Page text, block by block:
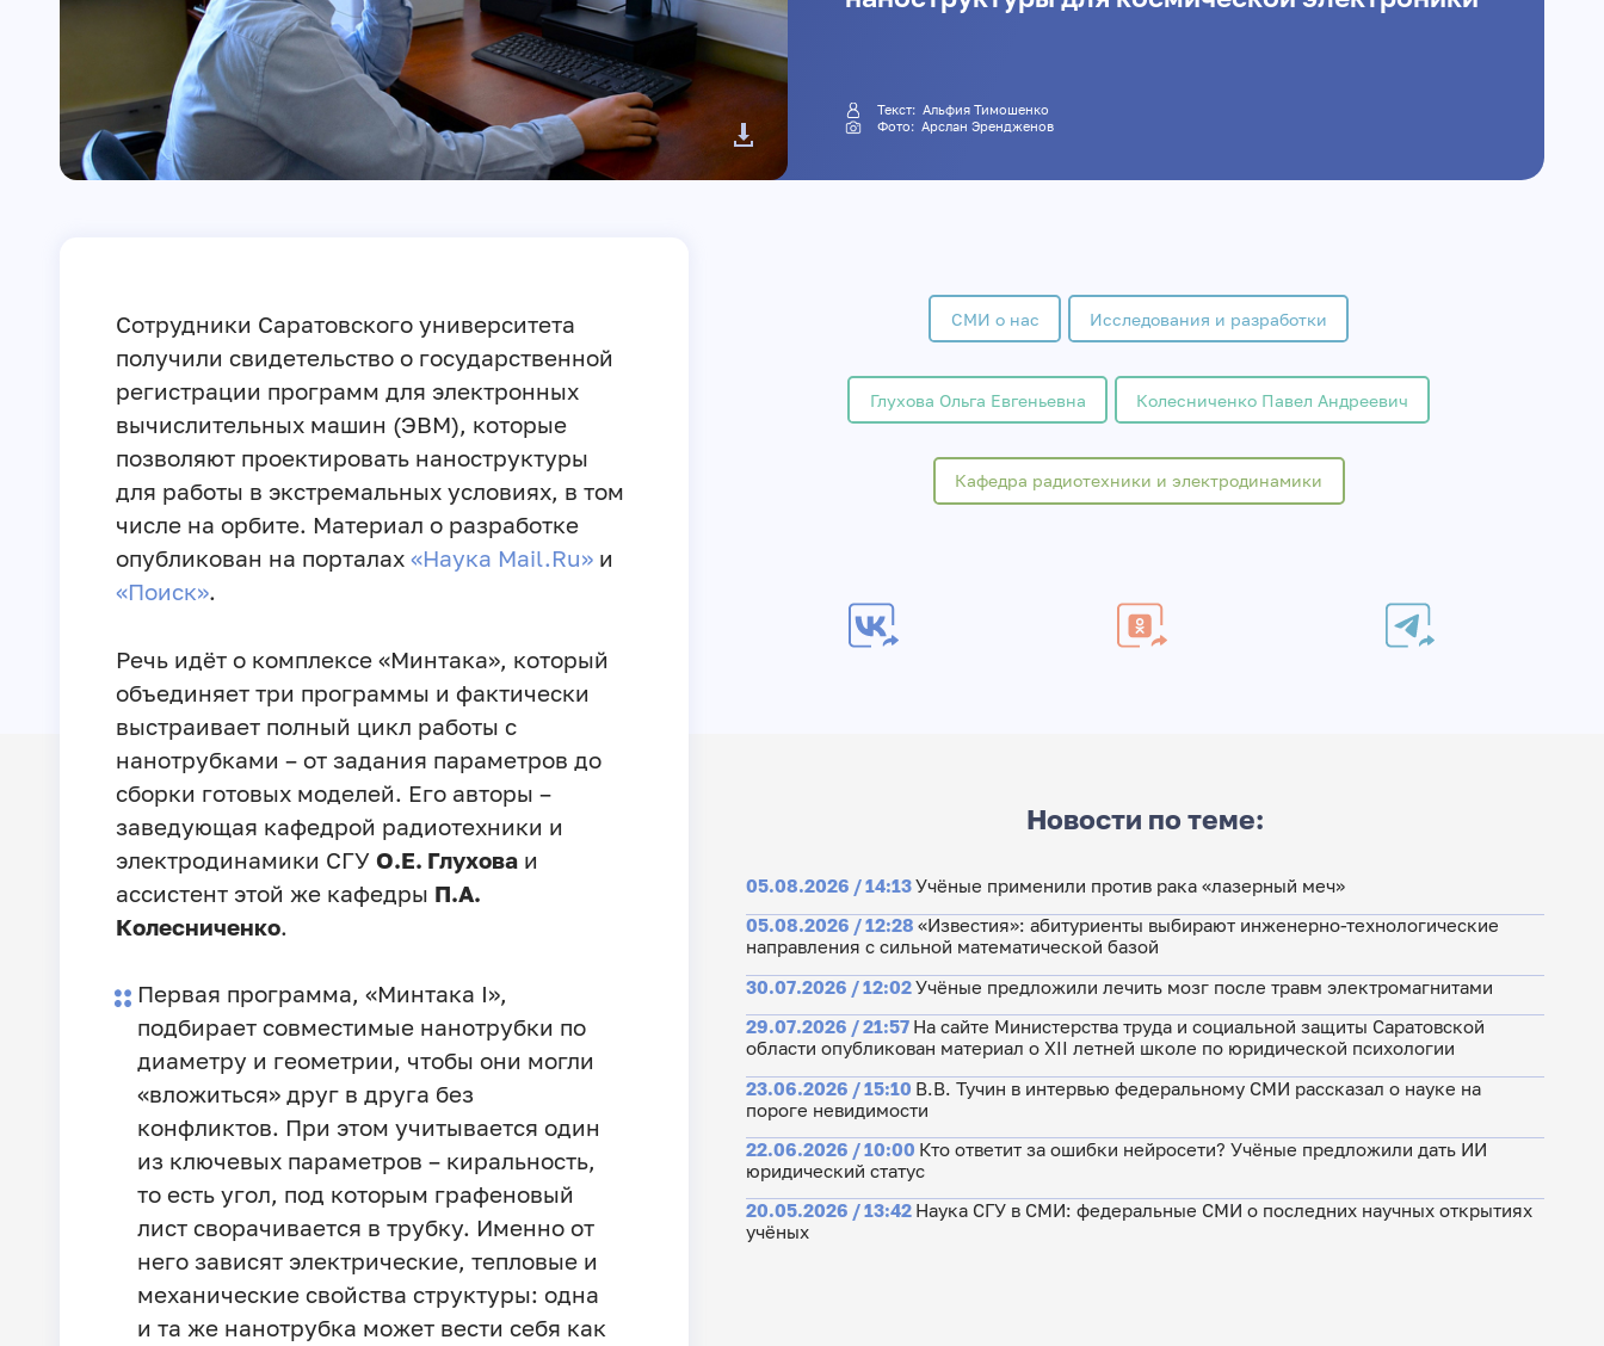
Текст:Альфия Тимошенко
Фото: Арслан Эрендженов
Сотрудники Саратовского университета
получили свидетельство о государственной
регистрации программ для электронных
вычислительных машин (ЭВМ), которые
позволяют проектировать наноструктуры
для работы в экстремальных условиях, в том
числе на орбите. Материал о разработке
опубликован на порталах «Наука Mail.Ru»и
«Поиск».
Речь идёт о комплексе «Минтака», который
объединяет три программы и фактически
выстраивает полный цикл работы с
нанотрубками – от задания параметров до
сборки готовых моделей. Его авторы –
заведующая кафедрой радиотехники и
электродинамики СГУ О.Е. Глуховаи
ассистент этой же кафедры П.А.
Колесниченко.
Первая программа, «Минтака I»,
подбирает совместимые нанотрубки по
диаметру и геометрии, чтобы они могли
«вложиться» друг в друга без
конфликтов. При этом учитывается один
из ключевых параметров – киральность,
то есть угол, под которым графеновый
лист сворачивается в трубку. Именно от
него зависят электрические, тепловые и
механические свойства структуры: одна
и та же нанотрубка может вести себя как
СМИ о нас Исследования и разработки
Глухова Ольга Евгеньевна Колесниченко Павел Андреевич
Кафедра радиотехники и электродинамики
Новости по теме:
05.08.2026 / 14:13Учёные применили против рака «лазерный меч»
05.08.2026 / 12:28 «Известия»: абитуриенты выбирают инженерно-технологические
направления с сильной математической базой
30.07.2026 / 12:02Учёные предложили лечить мозг после травм электромагнитами
29.07.2026 / 21:57 На сайте Министерства труда и социальной защиты Саратовской
области опубликован материал о XII летней школе по юридической психологии
23.06.2026 / 15:10 В.В. Тучин в интервью федеральному СМИ рассказал о науке на
пороге невидимости
22.06.2026 / 10:00 Кто ответит за ошибки нейросети? Учёные предложили дать ИИ
юридический статус
20.05.2026 / 13:42 Наука СГУ в СМИ: федеральные СМИ о последних научных открытиях
учёных